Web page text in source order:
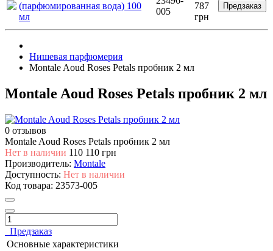
(парфюмированная вода) 100
мл
005
787
грн
Предзаказ
Нишевая парфюмерия
Montale Aoud Roses Petals пробник 2 мл
Montale Aoud Roses Petals пробник 2 мл
0 отзывов
Montale Aoud Roses Petals пробник 2 мл
Нет в наличии 110 110 грн
Производитель: Montale
Доступность: Нет в наличии
Код товара: 23573-005
Предзаказ
Основные характеристики